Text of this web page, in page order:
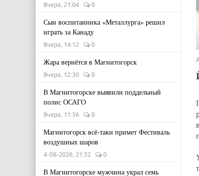
Вчера, 21:04 0
Сын воспитанника «Металлурга» решил
играть за Канаду
Вчера, 14:12 0
Жара вернётся в Магнитогорск
Вчера, 12:30 0
В Магнитогорске выявили поддельный
полис ОСАГО
Вчера, 11:56 0
Магнитогорск всё-таки примет Фестиваль
воздушных шаров
4-08-2026, 21:52 0
В Магнитогорске мужчина украл семь